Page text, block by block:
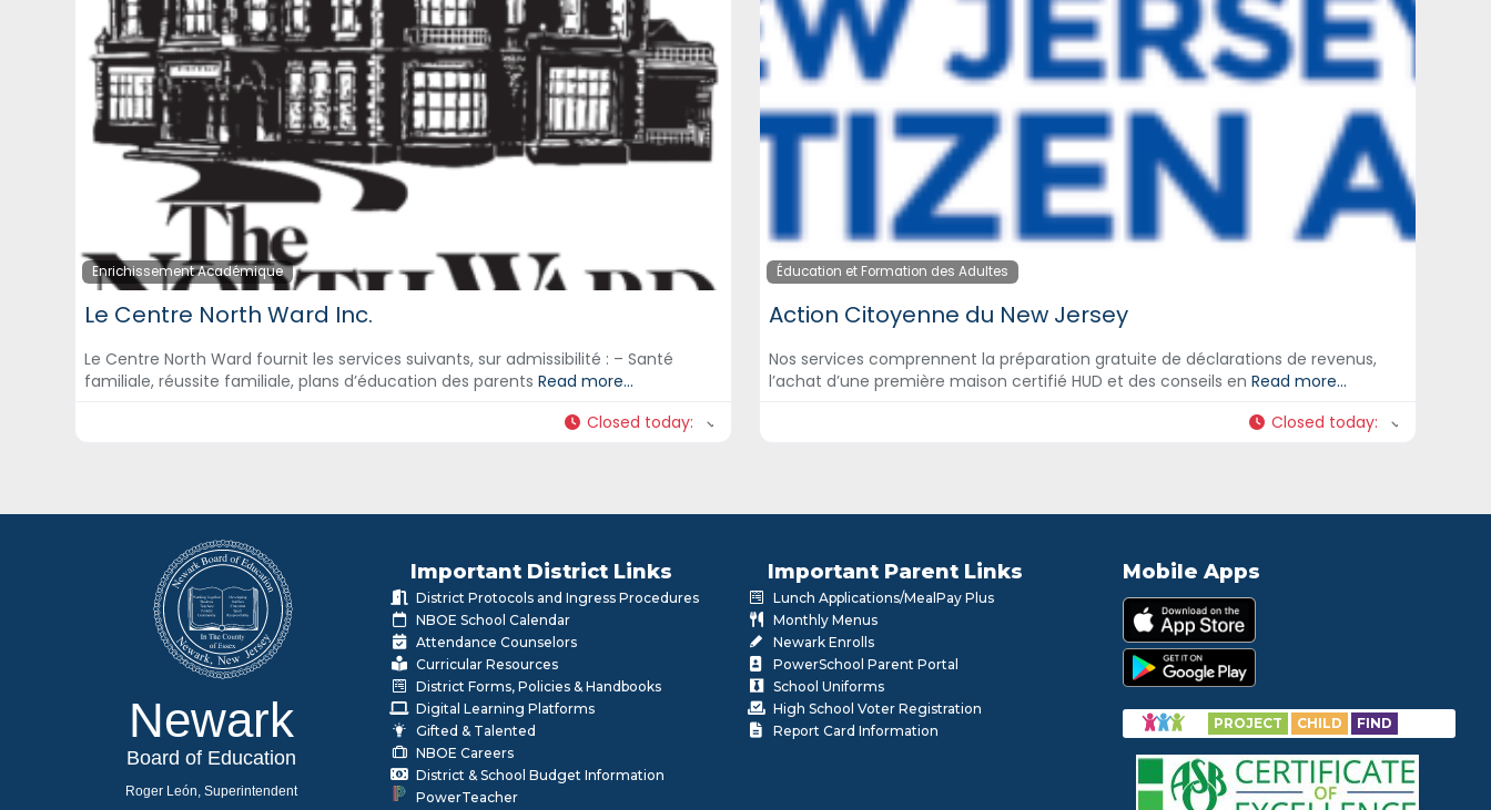
Enrichissement Académique
Le Centre North Ward Inc.
Le Centre North Ward fournit les services suivants, sur admissibilité : – Santé
familiale, réussite familiale, plans d’éducation des parentsRead more...
Closed today:
Éducation et Formation des Adultes
Action Citoyenne du New Jersey
Nos services comprennent la préparation gratuite de déclarations de revenus,
l’achat d’une première maison certifié HUD et des conseils en Read more...
Closed today:
Newark
Board of Education
Roger León, Superintendent
Important District Links
District Protocols and Ingress Procedures
NBOE School Calendar
Attendance Counselors
Curricular Resources
District Forms, Policies & Handbooks
Digital Learning Platforms
Gifted & Talented
NBOE Careers
District & School Budget Information
PowerTeacher
Important Parent Links
Lunch Applications/MealPay Plus
Monthly Menus
Newark Enrolls
PowerSchool Parent Portal
School Uniforms
High School Voter Registration
Report Card Information
Mobile Apps
PROJECT CHILD FIND